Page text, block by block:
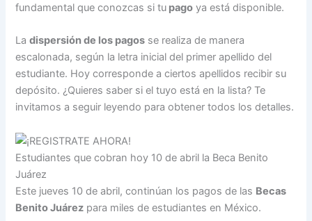
fundamental que conozcas si tu pago ya está disponible.
Ladispersión de los pagos se realiza de manera
escalonada, según la letra inicial del primer apellido del
estudiante. Hoy corresponde a ciertos apellidos recibir su
depósito. ¿Quieres saber si el tuyo está en la lista? Te
invitamos a seguir leyendo para obtener todos los detalles.​
Estudiantes que cobran hoy 10 de abril la Beca Benito
Juárez
Este jueves 10 de abril, continúan los pagos de las Becas
Benito Juárez para miles de estudiantes en México.